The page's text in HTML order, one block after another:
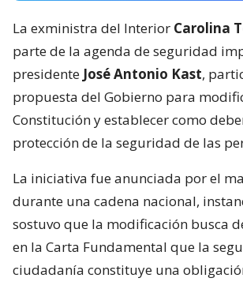
La exministra del Interior Carolina
parte de la agenda de seguridad
presidente José Antonio Kast,
propuesta del Gobierno para
Constitución y establecer como
protección de la seguridad de las
La iniciativa fue anunciada por el
durante una cadena nacional,
sostuvo que la modificación busca
en la Carta Fundamental que la
ciudadanía constituye una